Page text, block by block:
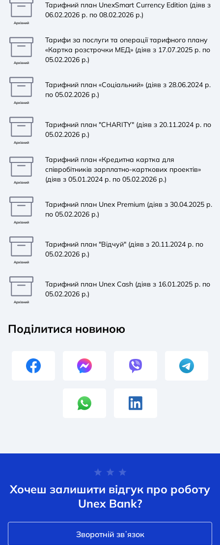
Архівний
Тарифний план UnexSmart Currency Edition (діяв з
06.02.2026 р. по 08.02.2026 р.)
Архівний
Тарифи за послуги та операції тарифного плану
«Картка розстрочки МЕД» (діяв з 17.07.2025 р. по
05.02.2026 р.)
Архівний
Тарифний план «Соціальний» (діяв з 28.06.2024 р.
по 05.02.2026 р.)
Архівний
Тарифний план "CHARITY" (діяв з 20.11.2024 р. по
05.02.2026 р.)
Архівний
Тарифний план «Кредитна картка для
співробітників зарплатно-карткових проектів»
(діяв з 05.01.2024 р. по 05.02.2026 р.)
Архівний
Тарифний план Unex Premium (діяв з 30.04.2025 р.
по 05.02.2026 р.)
Архівний
Тарифний план "Відчуй" (діяв з 20.11.2024 р. по
05.02.2026 р.)
Архівний
Тарифний план Unex Cash (діяв з 16.01.2025 р. по
05.02.2026 р.)
Поділитися новиною
Хочеш залишити відгук про роботу
Unex Bank?
Зворотній звʼязок